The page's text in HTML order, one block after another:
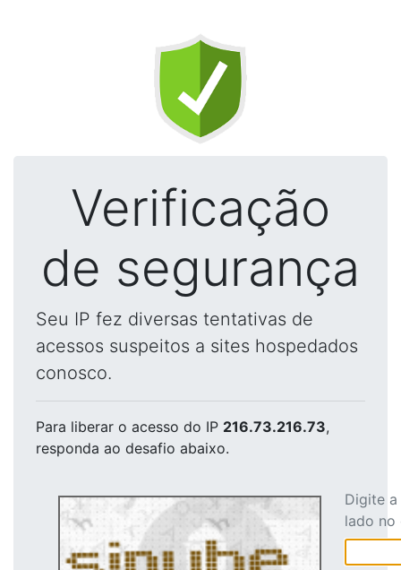
Verificação
de segurança
Seu IP fez diversas tentativas de
acessos suspeitos a sites hospedados
conosco.
Para liberar o acesso do IP 216.73.216.73,
responda ao desafio abaixo.
Digite
lado no